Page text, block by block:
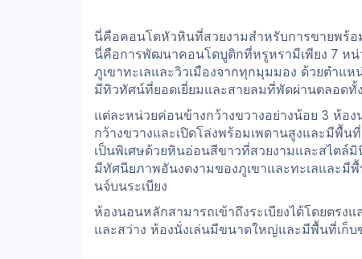
นี่คือคอนโดหัวหินที่สวยงามสำหรับการขายพร้อ
นี่คือการพัฒนาคอนโดบูติกที่หรูหรามีเพียง 7 ห
ภูเขาทะเลและวิวเมืองจากทุกมุมมอง ด้วยตำ
มีทิวทัศน์ที่ยอดเยี่ยมและสายลมที่พัดผ่านตลอดทั้
แต่ละหน่วยค่อนข้างกว้างขวางอย่างน้อย 3 ห้อ
กว้างขวางและเปิดโล่งพร้อมเพดานสูงและมีพื้
เป็นพิเศษด้วยหินอ่อนสีขาวที่สวยงามและสไตล์
มีทัศนียภาพอันงดงามของภูเขาและทะเลและมี
นจ์บนระเบียง
ห้องนอนหลักสามารถเข้าถึงระเบียงได้โดยตร
และสว่าง ห้องนั่งเล่นมีขนาดใหญ่และมีพื้นที่เก็บ